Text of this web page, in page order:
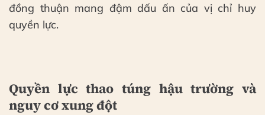
đồng thuận mang đậm dấu ấn của vị chỉ huy
quyền lực.
Quyền lực thao túng hậu trường và
nguy cơ xung đột